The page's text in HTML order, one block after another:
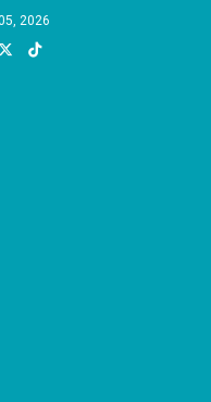
2026